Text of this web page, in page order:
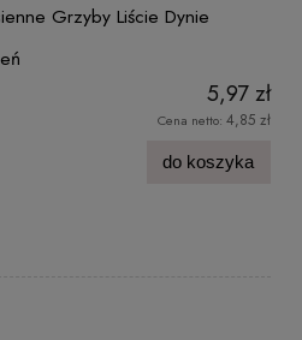
Grzyby Liście Dynie
5,97 zł
Cena netto: 4,85 zł
do koszyka